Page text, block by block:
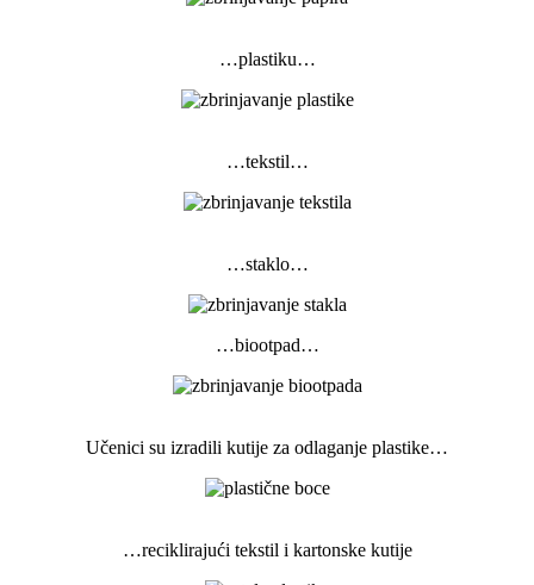
…plastiku…
…tekstil…
…staklo…
…biootpad…
Učenici su izradili kutije za odlaganje plastike…
…reciklirajući tekstil i kartonske kutije